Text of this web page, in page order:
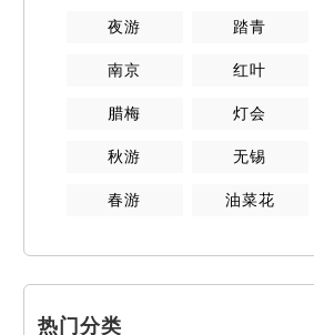
夜游 踏青
南京 红叶
腊梅 灯会
秋游 无锡
春游 油菜花
热门分类